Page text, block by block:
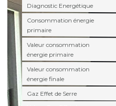
Diagnostic Energétique
Consommation énergie
primaire
Valeur consommation
énergie primaire
Valeur consommation
énergie finale
Gaz Effet de Serre